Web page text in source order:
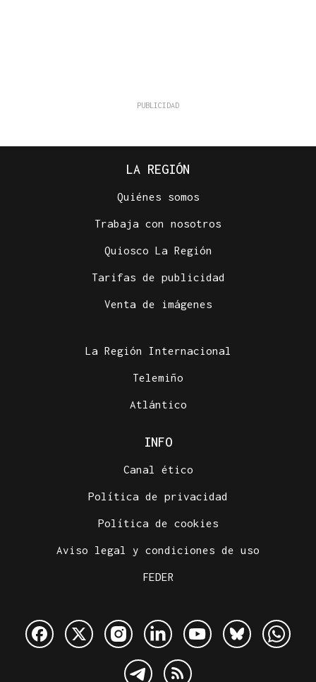
LA REGIÓN
Quiénes somos
Trabaja con nosotros
Quiosco La Región
Tarifas de publicidad
Venta de imágenes
La Región Internacional
Telemiño
Atlántico
INFO
Canal ético
Política de privacidad
Política de cookies
Aviso legal y condiciones de uso
FEDER